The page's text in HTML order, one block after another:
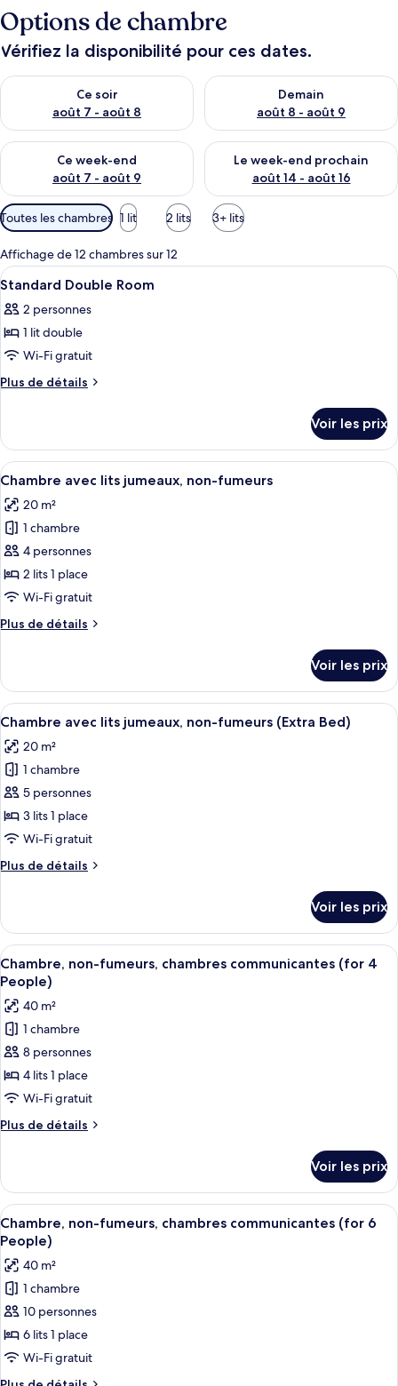
Options de chambre
Vérifiez la disponibilité pour ces dates.
Ce soir
août 7 - août 8
Vérifier la disponibilité pour ce soir août 7 - août 8
Demain
août 8 - août 9
Vérifier la disponibilité pour
Ce week-end
août 7 - août 9
Vérifier la disponibilité pour ce week-end août 7 - août 9
Le week-end prochain
août 14 - août 16
Vérifier la disponibilité pour
Filtres
disponibles
pour
les
chambres
Toutes les chambres 1 lit 2 lits 3+ lits
Affichage de 12 chambres sur 12
Afficher
toutes
les
photos
pour
ce
chambre :
Standard
Double
Room
Une chambre d’hôtel avec un lit,
1
Standard Double Room
2 personnes
1 lit double
Wi-Fi gratuit
Plus de détails
Plus
le
type
de
Standard
Double
Room
Voir les prix
Afficher
toutes
les
photos
pour
ce
type
chambre :
lits
jumeaux,
non-
fumeurs
Coffres-forts dans les chambres,
9
Chambre avec lits jumeaux, non-fumeurs
20 m²
1 chambre
4 personnes
2 lits 1 place
Wi-Fi gratuit
Plus de détails
Plus
le
type
de
Chambre
avec
lits
jumeaux,
non-
fumeurs
Voir les prix
Afficher
toutes
les
photos
pour
ce
type
chambre :
lits
jumeaux,
non-
fumeurs
(Extra
Bed)
Coffres-forts dans les chambres,
9
Chambre avec lits jumeaux, non-fumeurs (Extra Bed)
20 m²
1 chambre
5 personnes
3 lits 1 place
Wi-Fi gratuit
Plus de détails
Plus
le
type
de
chambre
Chambre
avec
lits
jumeaux,
non-
fumeurs
Bed)
Voir les prix
Afficher
toutes
les
photos
pour
ce
type
de
chambre :
Chambre,
fumeurs,
chambres
communicantes
(for
4
People)
Une chambre d’hôtel aux murs
9
Chambre, non-fumeurs, chambres communicantes (for 4
People)
40 m²
1 chambre
8 personnes
4 lits 1 place
Wi-Fi gratuit
Plus de détails
Plus
le
type
de
chambre
Chambre,
non-
fumeurs,
chambres
communicantes
(for
People)
Voir les prix
Afficher
toutes
les
photos
pour
ce
type
de
chambre :
Chambre, non-fumeurs, chambres
9
Chambre, non-fumeurs, chambres communicantes (for 6
People)
40 m²
1 chambre
10 personnes
6 lits 1 place
Wi-Fi gratuit